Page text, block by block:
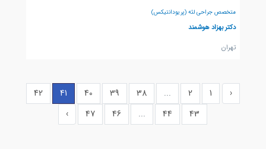
متخصص جراحی لثه (پریودانتیکس)
دکتر بهزاد هوشمند
تهران
‹
1
2
...
38
39
40
41
42
43
44
...
46
47
›